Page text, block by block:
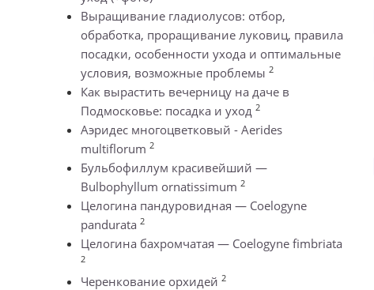
Выращивание гладиолусов: отбор,
обработка, проращивание луковиц, правила
посадки, особенности ухода и оптимальные
условия, возможные проблемы 2
Как вырастить вечерницу на даче в
Подмосковье: посадка и уход 2
Аэридес многоцветковый - Aerides
multiflorum 2
Бульбофиллум красивейший —
Bulbophyllum ornatissimum 2
Целогина пандуровидная — Coelogyne
pandurata 2
Целогина бахромчатая — Coelogyne fimbriata
2
Черенкование орхидей 2